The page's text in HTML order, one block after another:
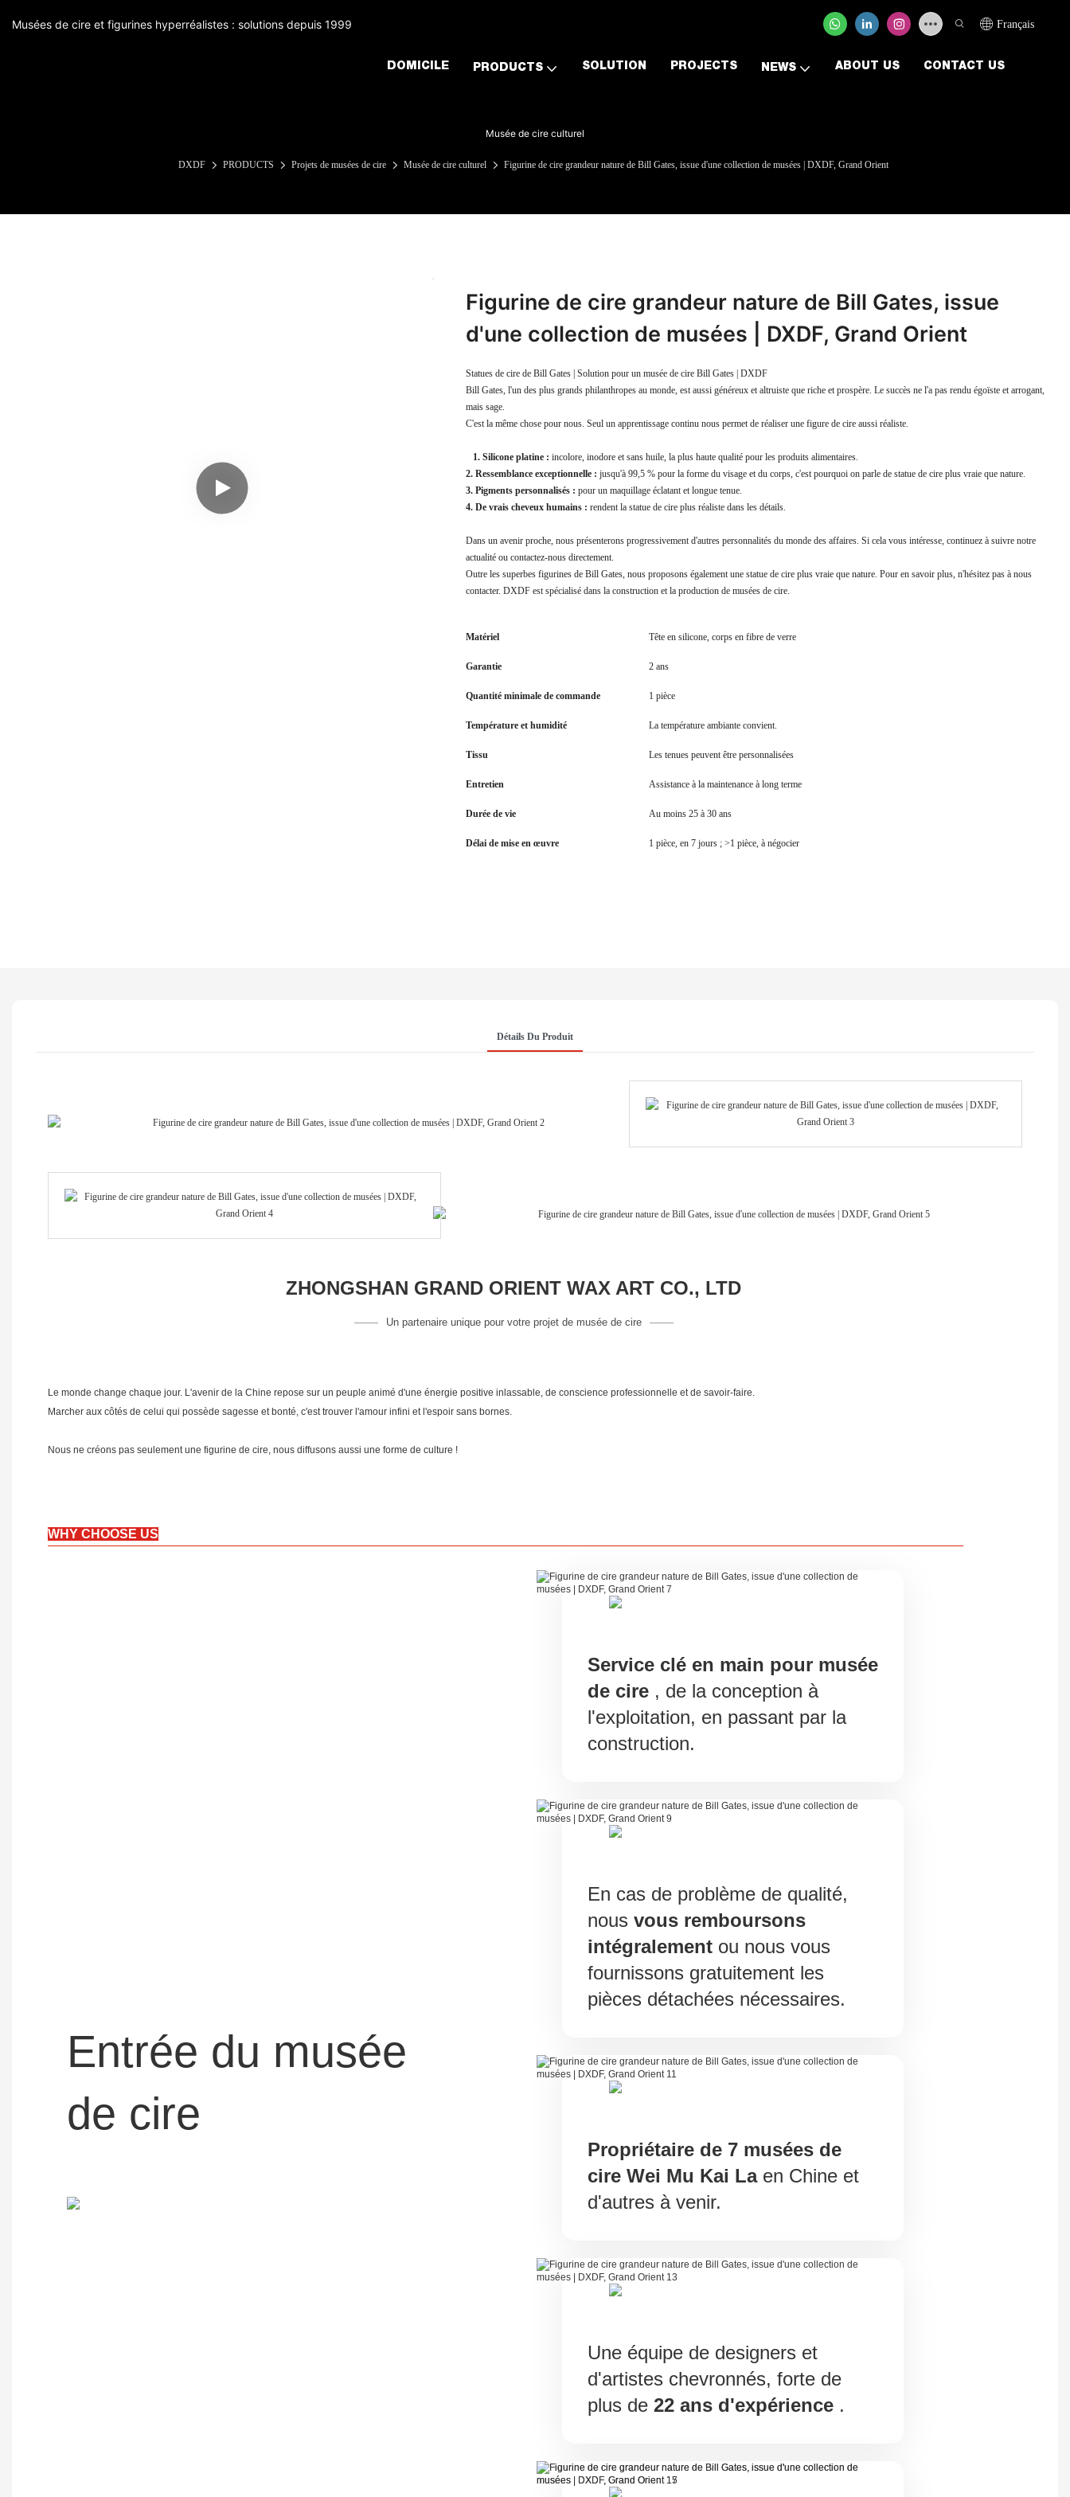
Musées de cire et figurines hyperréalistes : solutions depuis 1999 Français
DOMICILE PRODUCTS SOLUTION PROJECTS NEWS ABOUT US CONTACT US
Musée de cire culturel
DXDF PRODUCTS Projets de musées de cire Musée de cire culturel Figurine de cire grandeur nature de Bill Gates, issue d'une collection de musées | DXDF, Grand Orient
Figurine de cire grandeur nature de Bill Gates, issue
d'une collection de musées | DXDF, Grand Orient
Statues de cire de Bill Gates | Solution pour un musée de cire Bill Gates | DXDF
Bill Gates, l'un des plus grands philanthropes au monde, est aussi généreux et altruiste que riche et prospère. Le succès ne l'a pas rendu égoïste et arrogant,
mais sage.
C'est la même chose pour nous. Seul un apprentissage continu nous permet de réaliser une figure de cire aussi réaliste.
1. Silicone platine : incolore, inodore et sans huile, la plus haute qualité pour les produits alimentaires.
2. Ressemblance exceptionnelle : jusqu'à 99,5 % pour la forme du visage et du corps, c'est pourquoi on parle de statue de cire plus vraie que nature.
3. Pigments personnalisés : pour un maquillage éclatant et longue tenue.
4. De vrais cheveux humains : rendent la statue de cire plus réaliste dans les détails.
Dans un avenir proche, nous présenterons progressivement d'autres personnalités du monde des affaires. Si cela vous intéresse, continuez à suivre notre
actualité ou contactez-nous directement.
Outre les superbes figurines de Bill Gates, nous proposons également une statue de cire plus vraie que nature. Pour en savoir plus, n'hésitez pas à nous
contacter. DXDF est spécialisé dans la construction et la production de musées de cire.
Matériel Tête en silicone, corps en fibre de verre
Garantie 2 ans
Quantité minimale de commande 1 pièce
Température et humidité La température ambiante convient.
Tissu Les tenues peuvent être personnalisées
Entretien Assistance à la maintenance à long terme
Durée de vie Au moins 25 à 30 ans
Délai de mise en œuvre 1 pièce, en 7 jours ; >1 pièce, à négocier
Détails Du Produit
ZHONGSHAN GRAND ORIENT WAX ART CO., LTD
Un partenaire unique pour votre projet de musée de cire
Le monde change chaque jour. L'avenir de la Chine repose sur un peuple animé d'une énergie positive inlassable, de conscience professionnelle et de savoir-faire.
Marcher aux côtés de celui qui possède sagesse et bonté, c'est trouver l'amour infini et l'espoir sans bornes.
Nous ne créons pas seulement une figurine de cire, nous diffusons aussi une forme de culture !
WHY CHOOSE US
Entrée du musée
de cire
Service clé en main pour musée
de cire, de la conception à
l'exploitation, en passant par la
construction.
En cas de problème de qualité,
nous vous remboursons
intégralementou nous vous
fournissons gratuitement les
pièces détachées nécessaires.
Propriétaire de 7 musées de
cire Wei Mu Kai Laen Chine et
d'autres à venir.
Une équipe de designers et
d'artistes chevronnés, forte de
plus de 22 ans d'expérience.